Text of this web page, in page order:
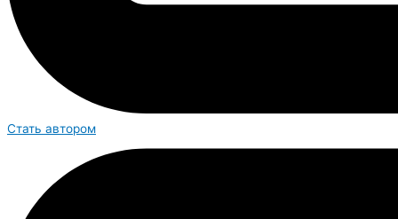
Стать автором